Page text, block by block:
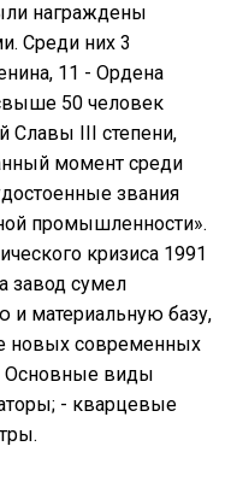
награждены
Среди них 3
11 - Ордена
50 человек
Славы III степени,
момент среди
звания
промышленности».
кризиса 1991
завод сумел
и материальную базу,
новых современных
Основные виды
- кварцевые